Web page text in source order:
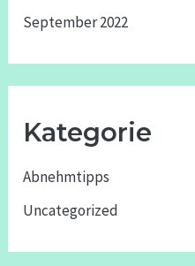
September 2022
Kategorie
Abnehmtipps
Uncategorized